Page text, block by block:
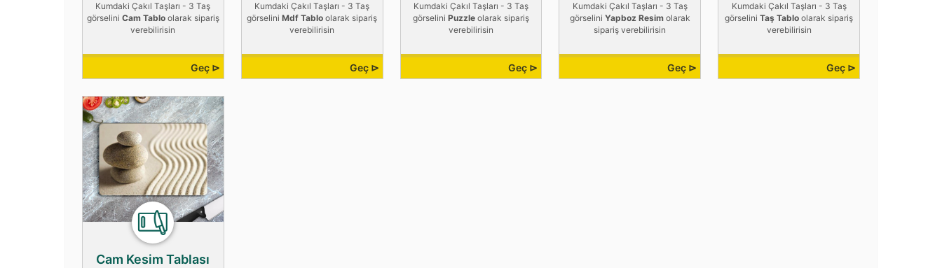
Kumdaki Çakıl Taşları - 3 Taş
görselini Cam Tabloolarak sipariş
verebilirisin
Geç ⊳
Kumdaki Çakıl Taşları - 3 Taş
görseliniMdf Tablo olarak sipariş
verebilirisin
Geç ⊳
Kumdaki Çakıl Taşları - 3 Taş
görselini Puzzleolarak sipariş
verebilirisin
Geç ⊳
Kumdaki Çakıl Taşları - 3 Taş
görselini Yapboz Resimolarak
sipariş verebilirisin
Geç ⊳
Kumdaki Çakıl Taşları - 3 Taş
görseliniTaş Tablo olarak sipariş
verebilirisin
Geç ⊳
Cam Kesim Tablası